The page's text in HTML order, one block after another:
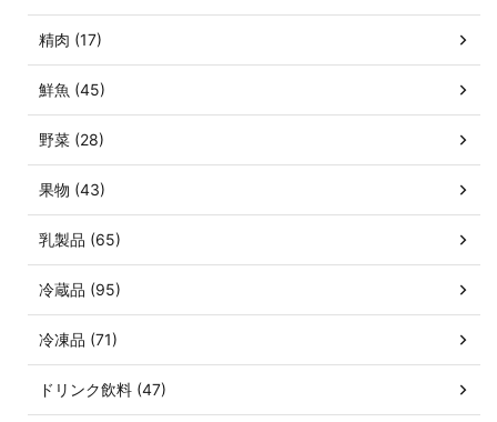
精肉 (17)
鮮魚 (45)
野菜 (28)
果物 (43)
乳製品 (65)
冷蔵品 (95)
冷凍品 (71)
ドリンク飲料 (47)